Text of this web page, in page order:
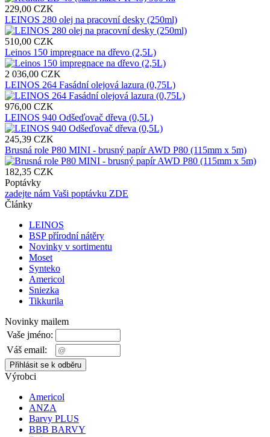
229,00 CZK
LEINOS 280 olej na pracovní desky (250ml)
510,00 CZK
Leinos 150 impregnace na dřevo (2,5L)
2 036,00 CZK
LEINOS 264 Fasádní olejová lazura (0,75L)
976,00 CZK
LEINOS 940 Odšeďovač dřeva (0,5L)
245,39 CZK
Brusná role P80 MINI - brusný papír AWD P80 (115mm x 5m)
182,35 CZK
Poptávky
zadejte nám Vaši poptávku ZDE
Články
LEINOS
BSP přírodní nátěry
Novinky v sortimentu
Moset
Synteko
Americol
Sniezka
Tikkurila
Novinky mailem
Vaše jméno:
Váš email:
Výrobci
Americol
ANZA
Barvy PLUS
BBB BARVY